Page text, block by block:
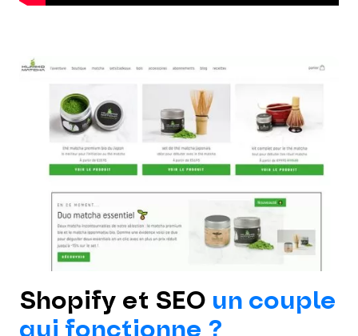
Shopify et SEO un couple
qui fonctionne ?